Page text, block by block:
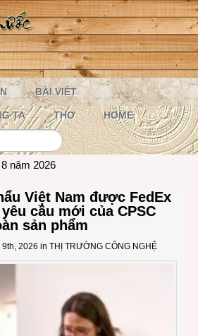
BÀI VIẾT
TA THƠ HOME
năm 2026
Việt Nam được FedEx
cầu mới của CPSC
sản phẩm
2026 in THỊ TRƯỜNG CÔNG NGHỆ